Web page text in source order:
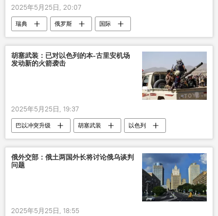
2025年5月25日, 20:07
瑞典 俄罗斯 国际
胡塞武装：已对以色列的本-古里安机场
发动新的火箭袭击
2025年5月25日, 19:37
巴以冲突升级 胡塞武装
以色列
军事
俄外交部：俄土两国外长将讨论俄乌谈判
问题
2025年5月25日, 18:55